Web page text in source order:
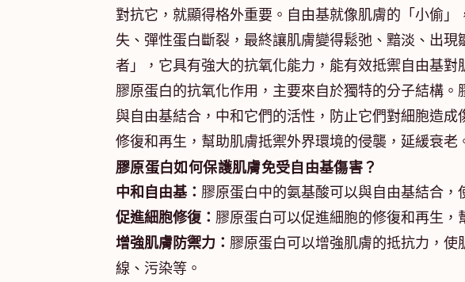
對抗它，就顯得格外重要。自由基就像肌膚的「小偷
失、彈性蛋白斷裂，最終讓肌膚變得鬆弛、黯淡、出
者」，它具有強大的抗氧化能力，能有效抵禦自由基對
膠原蛋白的抗氧化作用，主要來自於獨特的分子結構
與自由基結合，中和它們的活性，防止它們對細胞造
修復和再生，幫助肌膚抵禦外界環境的侵襲，延緩衰老
膠原蛋白如何保護肌膚免受自由基傷害？
中和自由基： 膠原蛋白中的氨基酸可以與自由基結合，
促進細胞修復： 膠原蛋白可以促進細胞的修復和再生，
增強肌膚防禦力： 膠原蛋白可以增強肌膚的抵抗力，
線、污染等。